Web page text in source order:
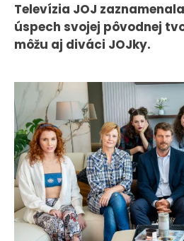
PRESS
Tlačové správy
VEREJNÉ
Televízia JOJ
úspech svojej pôvodnej
môžu aj diváci JOJky.